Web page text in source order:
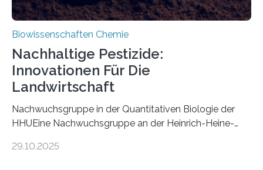
Biowissenschaften Chemie
Nachhaltige Pestizide:
Innovationen Für Die
Landwirtschaft
Nachwuchsgruppe in der Quantitativen Biologie der
HHUEine Nachwuchsgruppe an der Heinrich-Heine-
fünf Jahren erforschen, wie Bakterien auf
29.10.2025